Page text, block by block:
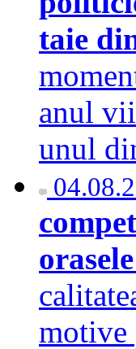
taie
anul
unul
motive